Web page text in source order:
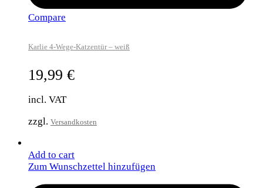
Compare
Karlie 4-Wege-Katzentür – weiß
19,99 €
incl. VAT
zzgl. Versandkosten
Add to cart
Zum Wunschzettel hinzufügen